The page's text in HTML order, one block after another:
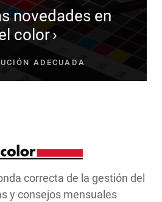
novedades en
color
ADECUADA
correcta de la gestión del
y consejos mensuales